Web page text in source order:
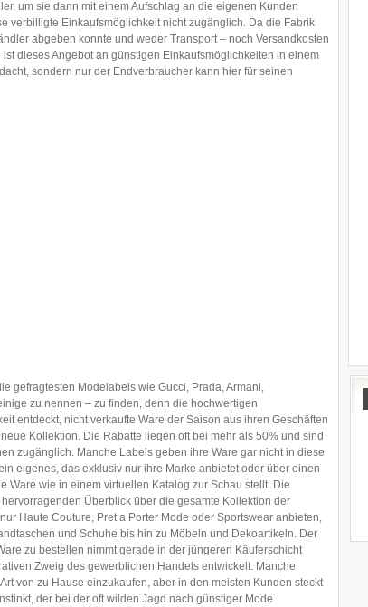
um sie dann mit einem Aufschlag an die eigenen Kunden
verbilligte Einkaufsmöglichkeit nicht zugänglich. Da die Fabrik
abgeben konnte und weder Transport – noch Versandkosten
dieses Angebot an günstigen Einkaufsmöglichkeiten in einem
sondern nur der Endverbraucher kann hier für seinen
gefragtesten Modelabels wie Gucci, Prada, Armani,
zu nennen – zu finden, denn die hochwertigen
entdeckt, nicht verkaufte Ware der Saison aus ihren Geschäften
Kollektion. Die Rabatte liegen oft bei mehr als 50% und sind
zugänglich. Manche Labels geben ihre Ware gar nicht in diese
eigenes, das exklusiv nur ihre Marke anbietet oder über einen
Ware wie in einem virtuellen Katalog zur Schau stellt. Die
Überblick über die gesamte Kollektion der
Haute Couture, Pret a Porter Mode oder Sportswear anbieten,
und Schuhe bis hin zu Möbeln und Dekoartikeln. Der
zu bestellen nimmt gerade in der jüngeren Käuferschicht
Zweig des gewerblichen Handels entwickelt. Manche
von zu Hause einzukaufen, aber in den meisten Kunden steckt
der bei der oft wilden Jagd nach günstiger Mode